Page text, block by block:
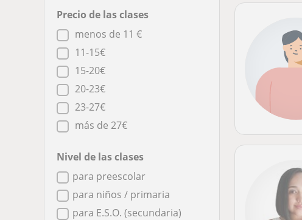
Precio de las clases
menos de 11 €
11-15€
15-20€
20-23€
23-27€
más de 27€
Nivel de las clases
para preescolar
para niños / primaria
para E.S.O. (secundaria)